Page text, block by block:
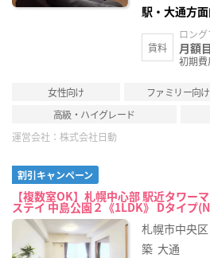
駅・大通方
賃料
ロン
月額
初期
女性向け ファミリー向け
高級・ハイグレード
運営会社： 株式会社日動
割引キャンペーン
【複数室OK】札幌中心部 駅近タワー
ステイ 中島公園２《1LDK》 Dタイプ
札幌市中央区
築 大通